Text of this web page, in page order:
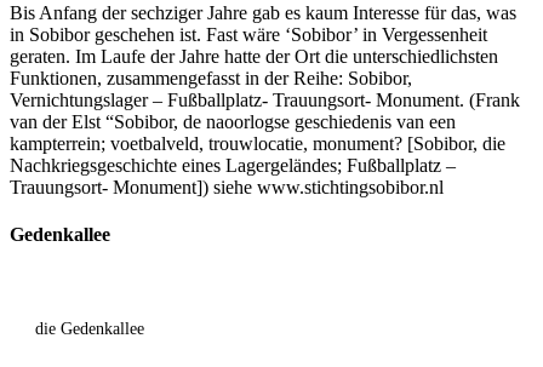
Bis Anfang der sechziger Jahre gab es kaum Interesse für das, was
in Sobibor geschehen ist. Fast wäre ‘Sobibor’ in Vergessenheit
geraten. Im Laufe der Jahre hatte der Ort die unterschiedlichsten
Funktionen, zusammengefasst in der Reihe: Sobibor,
Vernichtungslager – Fußballplatz- Trauungsort- Monument. (Frank
van der Elst “Sobibor, de naoorlogse geschiedenis van een
kampterrein; voetbalveld, trouwlocatie, monument? [Sobibor, die
Nachkriegsgeschichte eines Lagergeländes; Fußballplatz –
Trauungsort- Monument]) siehe www.stichtingsobibor.nl
Gedenkallee
die Gedenkallee